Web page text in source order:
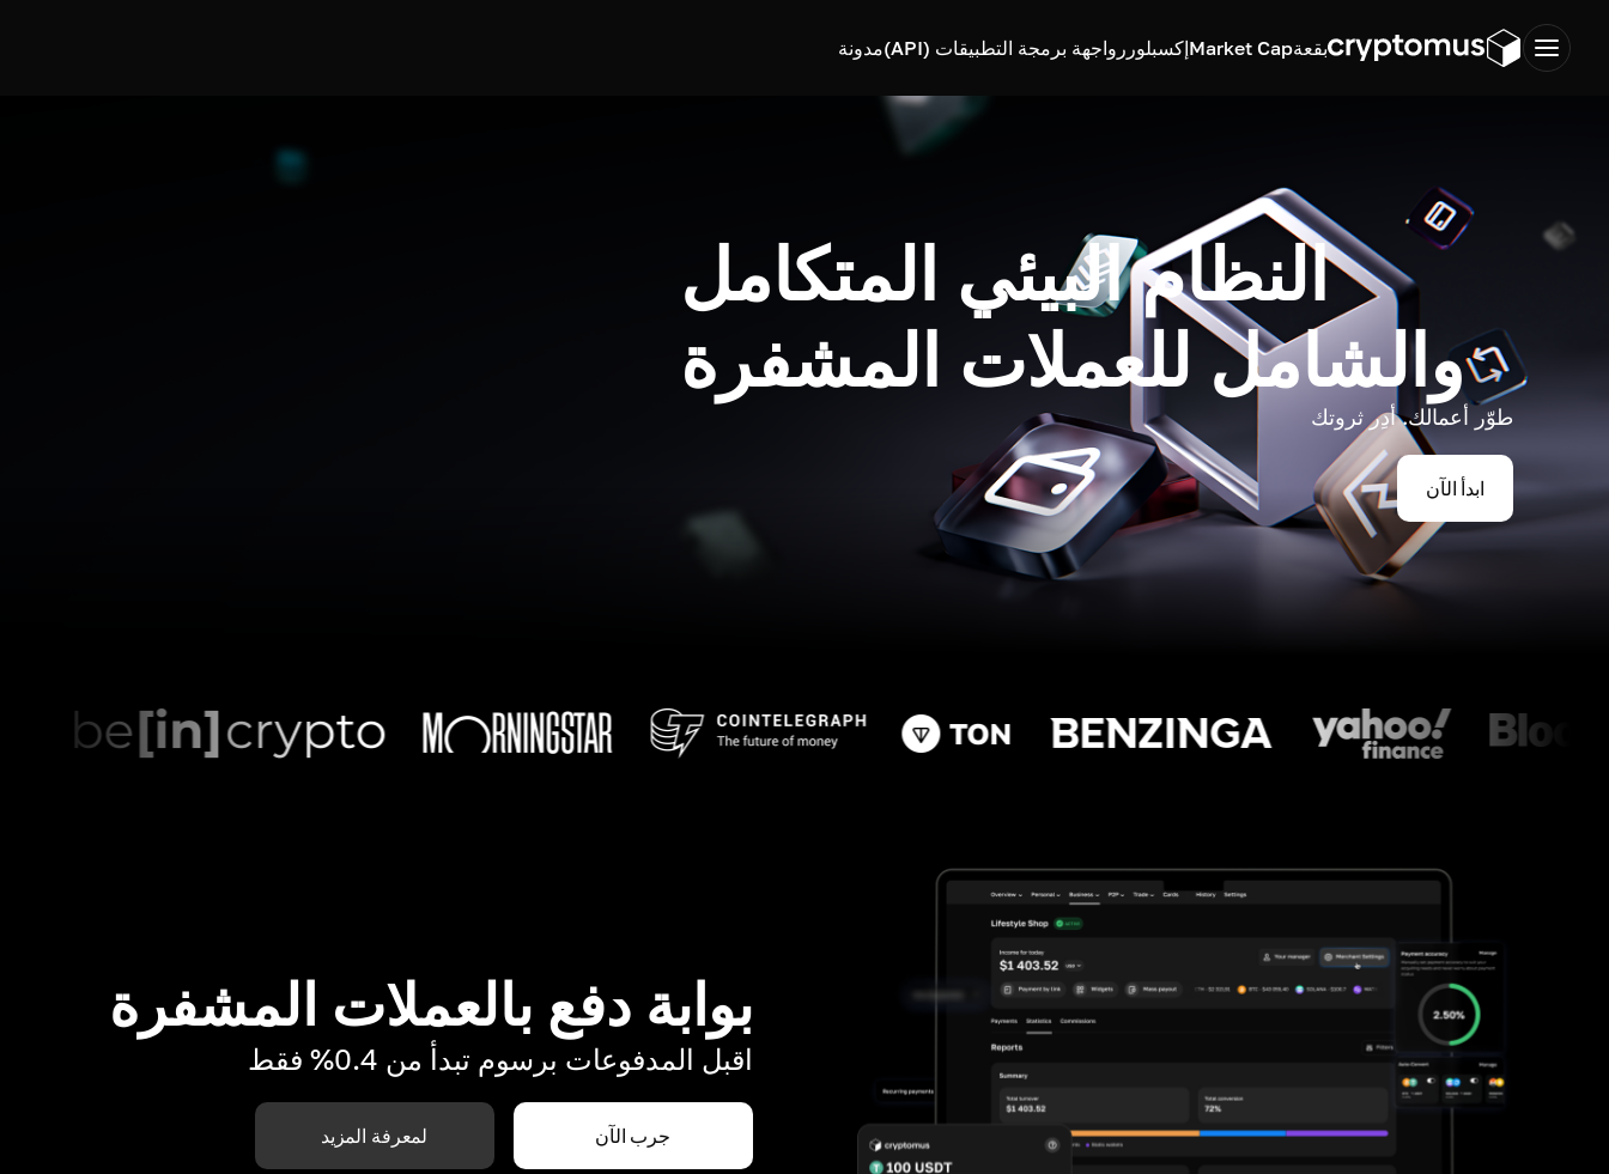
بقعةMarket Capإكسبلورر واجهة برمجة التطبيقات (API) مدونة
النظام البيئي المتكامل
والشامل للعملات المشفرة
طوّر أعمالك. أدِر ثروتك
ابدأ الآن
بوابة دفع بالعملات المشفرة
اقبل المدفوعات برسوم تبدأ من 0.4% فقط
جرب الآن لمعرفة المزيد